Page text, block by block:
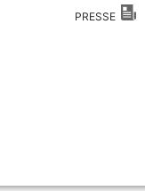
PRESSE